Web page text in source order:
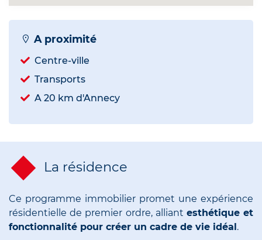
A proximité
Centre-ville
Transports
A 20 km d'Annecy
La résidence
Ce programme immobilier promet une expérience
résidentielle de premier ordre, alliant esthétique et
fonctionnalité pour créer un cadre de vie idéal.